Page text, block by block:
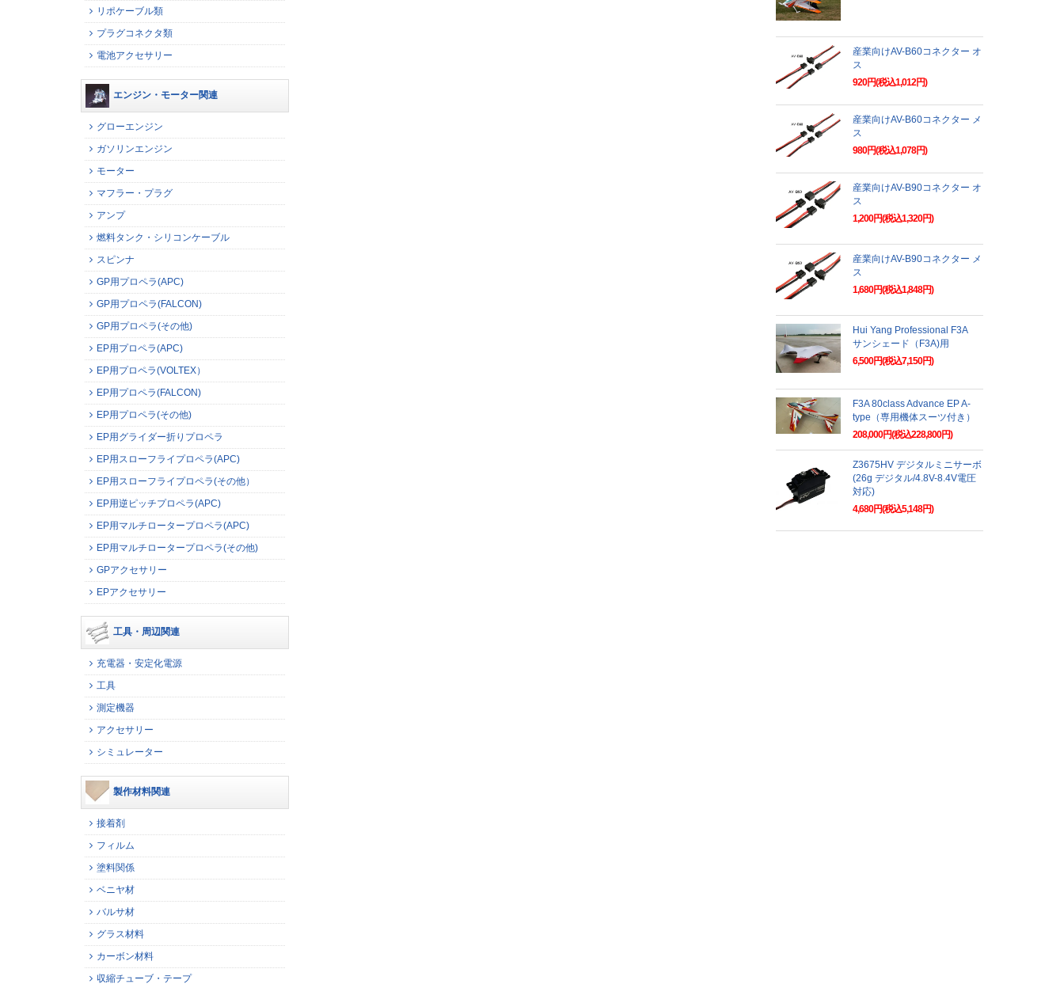
リポケーブル類
プラグコネクタ類
電池アクセサリー
エンジン・モーター関連
グローエンジン
ガソリンエンジン
モーター
マフラー・プラグ
アンプ
燃料タンク・シリコンケーブル
スピンナ
GP用プロペラ(APC)
GP用プロペラ(FALCON)
GP用プロペラ(その他)
EP用プロペラ(APC)
EP用プロペラ(VOLTEX）
EP用プロペラ(FALCON)
EP用プロペラ(その他)
EP用グライダー折りプロペラ
EP用スローフライプロペラ(APC)
EP用スローフライプロペラ(その他）
EP用逆ピッチプロペラ(APC)
EP用マルチロータープロペラ(APC)
EP用マルチロータープロペラ(その他)
GPアクセサリー
EPアクセサリー
工具・周辺関連
充電器・安定化電源
工具
測定機器
アクセサリー
シミュレーター
製作材料関連
接着剤
フィルム
塗料関係
ベニヤ材
バルサ材
グラス材料
カーボン材料
収縮チューブ・テープ
産業向けAV-B60コネクター オ
ス
920円(税込1,012円)
産業向けAV-B60コネクター メ
ス
980円(税込1,078円)
産業向けAV-B90コネクター オ
ス
1,200円(税込1,320円)
産業向けAV-B90コネクター メ
ス
1,680円(税込1,848円)
Hui Yang Professional F3A
サンシェード（F3A)用
6,500円(税込7,150円)
F3A 80class Advance EP A-
type（専用機体スーツ付き）
208,000円(税込228,800円)
Z3675HV デジタルミニサーボ
(26g デジタル/4.8V-8.4V電圧
対応)
4,680円(税込5,148円)